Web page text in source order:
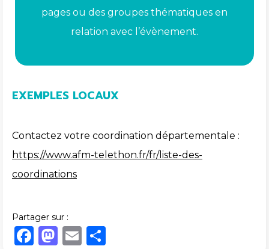
pages ou des groupes thématiques en
relation avec l’évènement.
EXEMPLES LOCAUX
Contactez votre coordination départementale :
https://www.afm-telethon.fr/fr/liste-des-
coordinations
Partager sur :
Facebook
Mastodon
Email